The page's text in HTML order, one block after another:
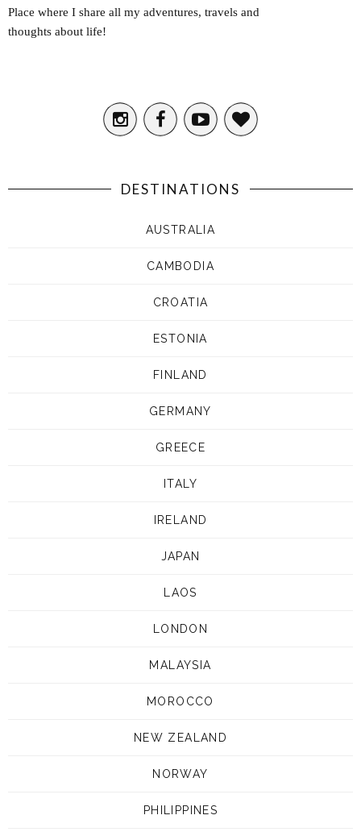
Place where I share all my adventures, travels and
thoughts about life!
DESTINATIONS
AUSTRALIA
CAMBODIA
CROATIA
ESTONIA
FINLAND
GERMANY
GREECE
ITALY
IRELAND
JAPAN
LAOS
LONDON
MALAYSIA
MOROCCO
NEW ZEALAND
NORWAY
PHILIPPINES